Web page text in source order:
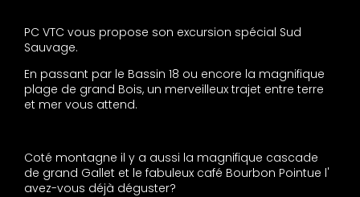
PC VTC vous propose son excursion spécial Sud
Sauvage.
En passant par le Bassin 18 ou encore la magnifique
plage de grand Bois, un merveilleux trajet entre terre
et mer vous attend.
Coté montagne il y a aussi la magnifique cascade
de grand Gallet et le fabuleux café Bourbon Pointue l'
avez-vous déjà déguster?